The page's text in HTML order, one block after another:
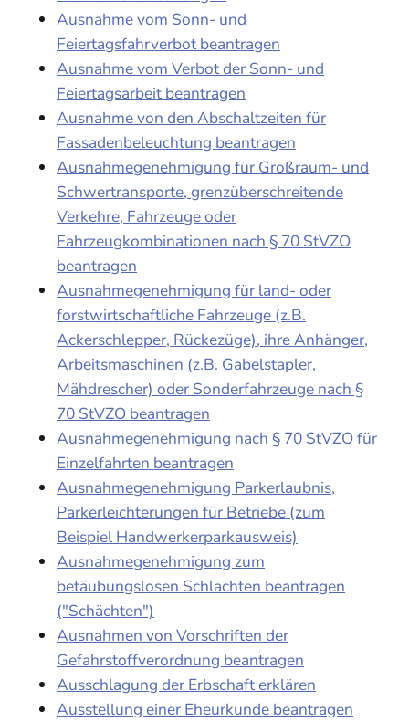
Ausnahme vom Sonn- und
Feiertagsfahrverbot beantragen
Ausnahme vom Verbot der Sonn- und
Feiertagsarbeit beantragen
Ausnahme von den Abschaltzeiten für
Fassadenbeleuchtung beantragen
Ausnahmegenehmigung für Großraum- und
Schwertransporte, grenzüberschreitende
Verkehre, Fahrzeuge oder
Fahrzeugkombinationen nach § 70 StVZO
beantragen
Ausnahmegenehmigung für land- oder
forstwirtschaftliche Fahrzeuge (z.B.
Ackerschlepper, Rückezüge), ihre Anhänger,
Arbeitsmaschinen (z.B. Gabelstapler,
Mähdrescher) oder Sonderfahrzeuge nach §
70 StVZO beantragen
Ausnahmegenehmigung nach § 70 StVZO für
Einzelfahrten beantragen
Ausnahmegenehmigung Parkerlaubnis,
Parkerleichterungen für Betriebe (zum
Beispiel Handwerkerparkausweis)
Ausnahmegenehmigung zum
betäubungslosen Schlachten beantragen
("Schächten")
Ausnahmen von Vorschriften der
Gefahrstoffverordnung beantragen
Ausschlagung der Erbschaft erklären
Ausstellung einer Eheurkunde beantragen